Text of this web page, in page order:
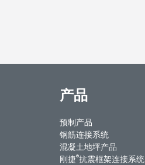
产品
预制产品
钢筋连接系统
混凝土地坪产品
刚捷®抗震框架连接系统